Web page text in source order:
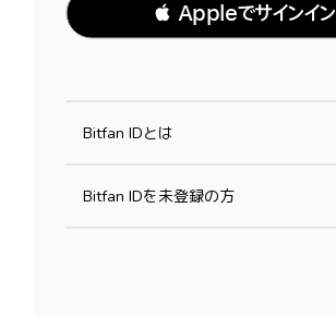
 Appleでサインイン
Bitfan IDとは
Bitfan IDを未登録の方